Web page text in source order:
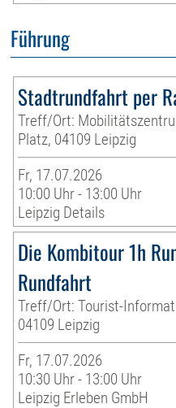
Führung
Stadtrundfahrt per
Treff/Ort:
Platz, 04109 Leipzig
Fr, 17.07.2026
10:00 Uhr - 13:00 Uhr
Leipzig Details
Die Kombitour 1h
Rundfahrt
Treff/Ort: Tourist-
04109 Leipzig
Fr, 17.07.2026
10:30 Uhr - 13:00 Uhr
Leipzig Erleben GmbH